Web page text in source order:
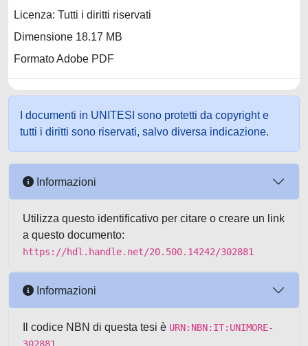
Licenza: Tutti i diritti riservati
Dimensione 18.17 MB
Formato Adobe PDF
I documenti in UNITESI sono protetti da copyright e
tutti i diritti sono riservati, salvo diversa indicazione.
Informazioni
Utilizza questo identificativo per citare o creare un link
a questo documento:
https://hdl.handle.net/20.500.14242/302881
Informazioni
Il codice NBN di questa tesi è URN:NBN:IT:UNIMORE-